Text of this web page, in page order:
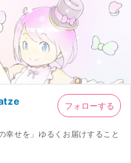
せを」ゆるくお届けすること
フォローする